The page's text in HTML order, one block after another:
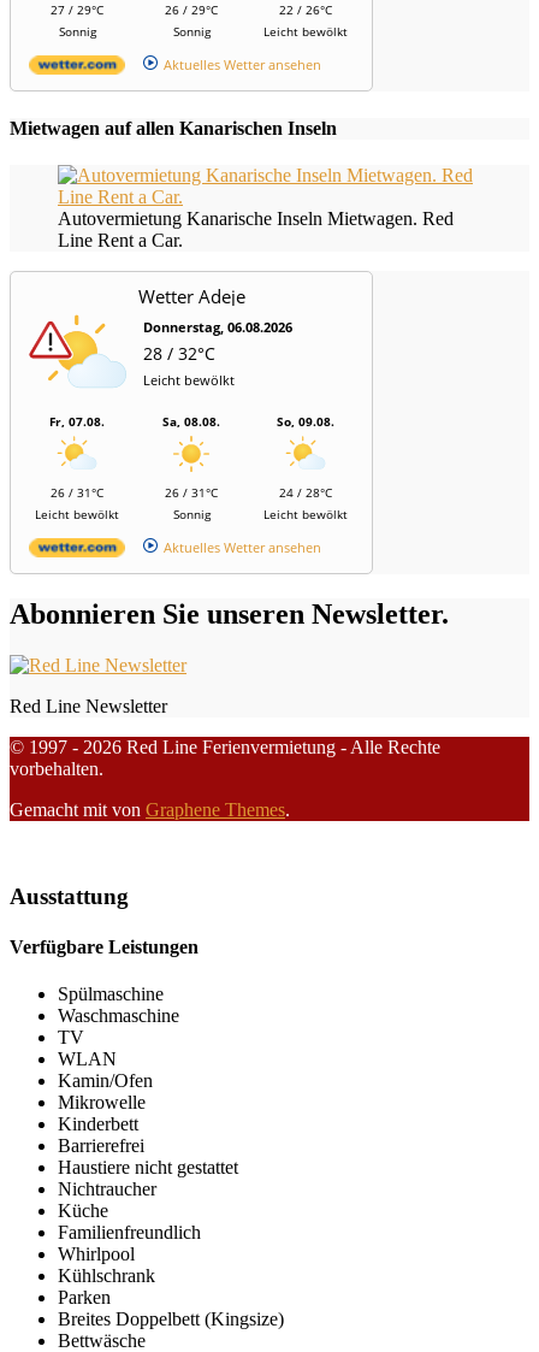
27 / 29°C
Sonnig
26 / 29°C
Sonnig
22 / 26°C
Leicht bewölkt
Aktuelles Wetter ansehen
Mietwagen auf allen Kanarischen Inseln
Autovermietung Kanarische Inseln Mietwagen. Red
Line Rent a Car.
Wetter Adeje
Donnerstag, 06.08.2026
28 / 32°C
Leicht bewölkt
Fr, 07.08.
26 / 31°C
Leicht bewölkt
Sa, 08.08.
26 / 31°C
Sonnig
So, 09.08.
24 / 28°C
Leicht bewölkt
Aktuelles Wetter ansehen
Abonnieren Sie unseren Newsletter.
Red Line Newsletter
© 1997 - 2026 Red Line Ferienvermietung - Alle Rechte
vorbehalten.
Gemacht mit von Graphene Themes.
Ausstattung
Verfügbare Leistungen
Spülmaschine
Waschmaschine
TV
WLAN
Kamin/Ofen
Mikrowelle
Kinderbett
Barrierefrei
Haustiere nicht gestattet
Nichtraucher
Küche
Familienfreundlich
Whirlpool
Kühlschrank
Parken
Breites Doppelbett (Kingsize)
Bettwäsche